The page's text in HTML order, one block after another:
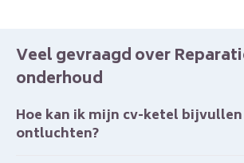
Veel gevraagd over Reparaties &
onderhoud
Hoe kan ik mijn cv-ketel bijvullen en
ontluchten?